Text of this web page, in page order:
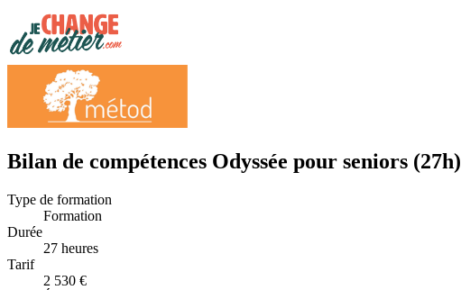
Bilan de compétences Odyssée pour seniors (27h)
Type de formation
Formation
Durée
27 heures
Tarif
2 530 €